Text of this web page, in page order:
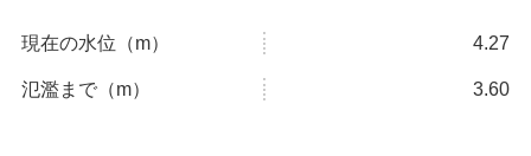
現在の水位（m） 4.27
氾濫まで（m） 3.60